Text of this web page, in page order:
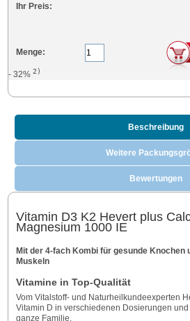
Ihr Preis:
Menge:
- 32%2)
Beschreibung
Weitere
Bewertungen
Vitamin D3 K2 Hevert plus
Magnesium 1000 IE
Mit der 4-fach Kombi für gesunde Knochen
Muskeln
Vitamine in Top-Qualität
Vom Vitalstoff- und Naturheilkundeexperten
Vitamin D in verschiedenen Dosierungen
ganze Familie.